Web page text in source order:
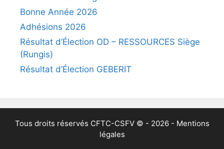
Bonne Année 2026
Adhésions 2026
Résultat d’Élection OD – RESSOURCES Siège
(Rungis)
Résultat d’Élection GEBERIT
Tous droits réservés CFTC-CSFV© - 2026 - Mentions
légales